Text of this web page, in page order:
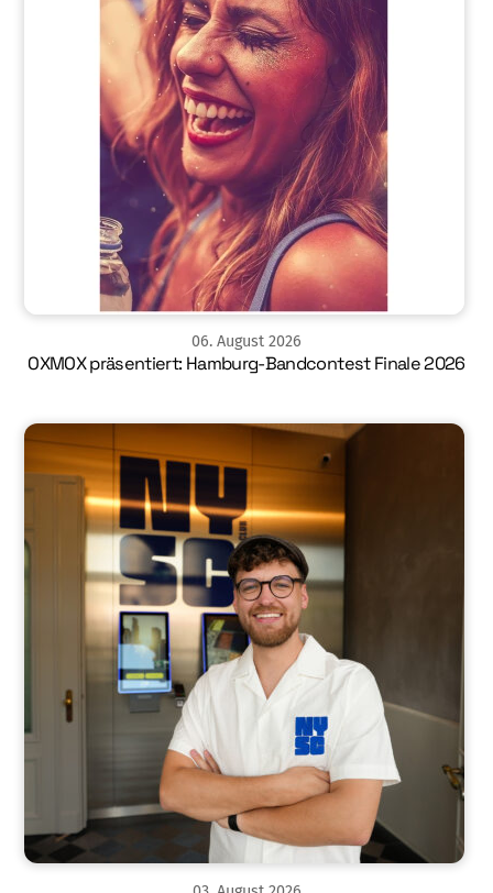
06. August 2026
OXMOX präsentiert: Hamburg-Bandcontest Finale 2026